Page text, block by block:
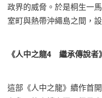
政界的威脅。於是桐生一
室町與熱帶沖繩島之間，
《人中之龍4 繼承傳說者》
這部《人中之龍》續作首